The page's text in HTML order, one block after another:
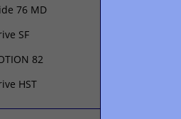
76 MD
SF
82
HST